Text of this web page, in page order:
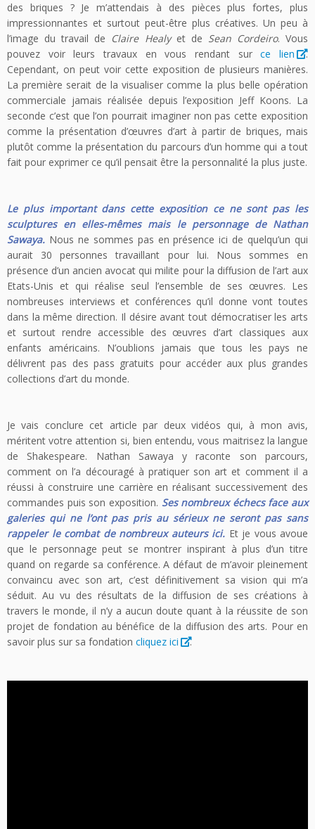
des briques ? Je m’attendais à des pièces plus fortes, plus
impressionnantes et surtout peut-être plus créatives. Un peu à
l’image du travail de Claire Healyet de Sean Cordeiro. Vous
pouvez voir leurs travaux en vous rendant surce lien
.
Cependant, on peut voir cette exposition de plusieurs manières.
La première serait de la visualiser comme la plus belle opération
commerciale jamais réalisée depuis l’exposition Jeff Koons. La
seconde c’est que l’on pourrait imaginer non pas cette exposition
comme la présentation d’œuvres d’art à partir de briques, mais
plutôt comme la présentation du parcours d’un homme qui a tout
fait pour exprimer ce qu’il pensait être la personnalité la plus juste.
Le plus important dans cette exposition ce ne sont pas les
sculptures en elles-mêmes mais le personnage de Nathan
Sawaya. Nous ne sommes pas en présence ici de quelqu’un qui
aurait 30 personnes travaillant pour lui. Nous sommes en
présence d’un ancien avocat qui milite pour la diffusion de l’art aux
Etats-Unis et qui réalise seul l’ensemble de ses œuvres. Les
nombreuses interviews et conférences qu’il donne vont toutes
dans la même direction. Il désire avant tout démocratiser les arts
et surtout rendre accessible des œuvres d’art classiques aux
enfants américains. N’oublions jamais que tous les pays ne
délivrent pas des pass gratuits pour accéder aux plus grandes
collections d’art du monde.
Je vais conclure cet article par deux vidéos qui, à mon avis,
méritent votre attention si, bien entendu, vous maitrisez la langue
de Shakespeare. Nathan Sawaya y raconte son parcours,
comment on l’a découragé à pratiquer son art et comment il a
réussi à construire une carrière en réalisant successivement des
commandes puis son exposition. Ses nombreux échecs face aux
galeries qui ne l’ont pas pris au sérieux ne seront pas sans
rappeler le combat de nombreux auteurs ici. Et je vous avoue
que le personnage peut se montrer inspirant à plus d’un titre
quand on regarde sa conférence. A défaut de m’avoir pleinement
convaincu avec son art, c’est définitivement sa vision qui m’a
séduit. Au vu des résultats de la diffusion de ses créations à
travers le monde, il n’y a aucun doute quant à la réussite de son
projet de fondation au bénéfice de la diffusion des arts. Pour en
savoir plus sur sa fondation cliquez ici .